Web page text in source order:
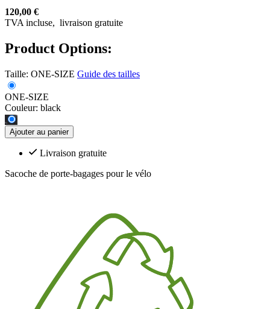
120,00 €
TVA incluse, livraison gratuite
Product Options:
Taille: ONE-SIZE Guide des tailles
ONE-SIZE
Couleur: black
Ajouter au panier
Livraison gratuite
Sacoche de porte-bagages pour le vélo